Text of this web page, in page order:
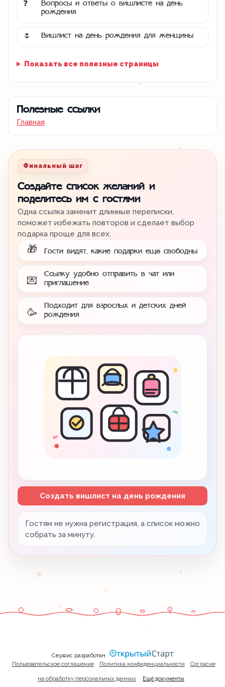
❓
Вопросы и ответы о вишлисте на день
рождения
🌷 Вишлист на день рождения для женщины
Показать все полезные страницы
Полезные ссылки
Главная
Финальный шаг
Создайте список желаний и
поделитесь им с гостями
Одна ссылка заменит длинные переписки,
поможет избежать повторов и сделает выбор
подарка проще для всех.
🎁 Гости видят, какие подарки ещё свободны
💌
Ссылку удобно отправить в чат или
приглашение
🥳
Подходит для взрослых и детских дней
рождения
Создать вишлист на день рождения
Гостям не нужна регистрация, а список можно
собрать за минуту.
Сервис разработан
Пользовательское соглашение
Политика конфиденциальности Согласие
на обработку персональных данных Ещё документы